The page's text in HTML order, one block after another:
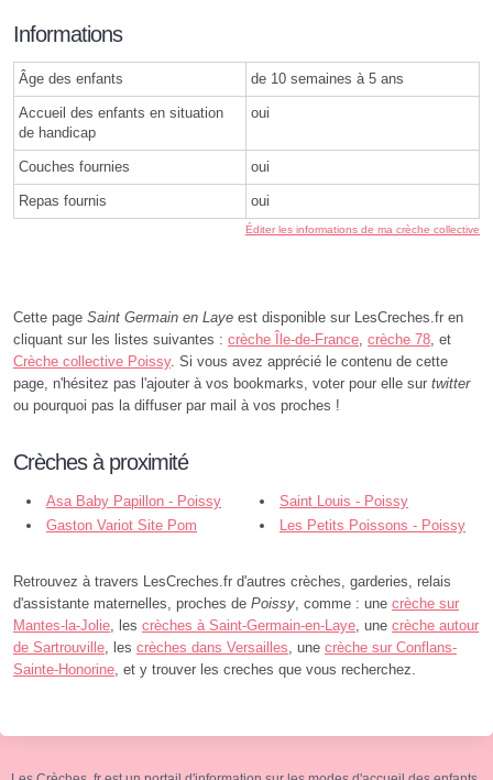
Informations
Âge des enfants de 10 semaines à 5 ans
Accueil des enfants en situation
de handicap
oui
Couches fournies oui
Repas fournis oui
Éditer les informations de ma crèche collective
Cette page Saint Germain en Laye est disponible sur LesCreches.fr en
cliquant sur les listes suivantes : crèche Île-de-France crèche 78 , et
Crèche collective Poissy. Si vous avez apprécié le contenu de cette
page, n'hésitez pas l'ajouter à vos bookmarks, voter pour elle sur twitter
ou pourquoi pas la diffuser par mail à vos proches !
Crèches à proximité
Asa Baby Papillon - Poissy
Saint Louis - Poissy
Gaston Variot Site Pom
Les Petits Poissons - Poissy
Retrouvez à travers LesCreches.fr d'autres crèches, garderies, relais
d'assistante maternelles, proches de Poissy , comme : une crèche sur
Mantes-la-Jolie , les crèches à Saint-Germain-en-Laye , une crèche autour
de Sartrouville , les crèches dans Versailles , une crèche sur Conflans-
Sainte-Honorine , et y trouver les creches que vous recherchez.